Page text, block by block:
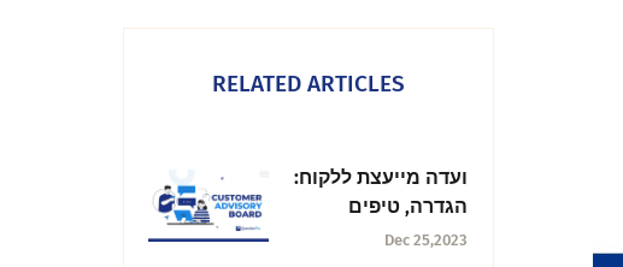
RELATED ARTICLES
ועדה מייעצת ללקוח:
הגדרה, טיפים
ושיטות עבודה
Dec 25,2023